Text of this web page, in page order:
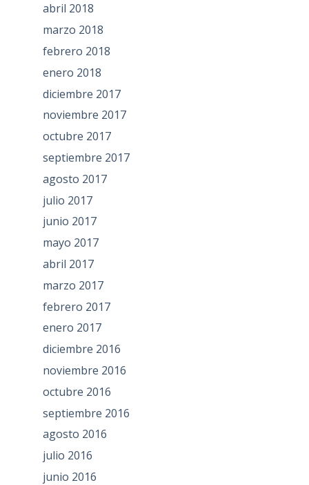
abril 2018
marzo 2018
febrero 2018
enero 2018
diciembre 2017
noviembre 2017
octubre 2017
septiembre 2017
agosto 2017
julio 2017
junio 2017
mayo 2017
abril 2017
marzo 2017
febrero 2017
enero 2017
diciembre 2016
noviembre 2016
octubre 2016
septiembre 2016
agosto 2016
julio 2016
junio 2016